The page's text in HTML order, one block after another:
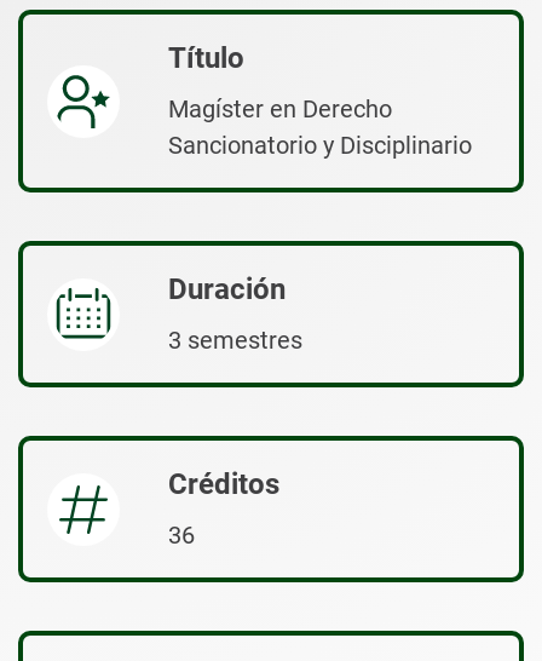
Título
Magíster en Derecho
Sancionatorio y Disciplinario
Duración
3 semestres
Créditos
36